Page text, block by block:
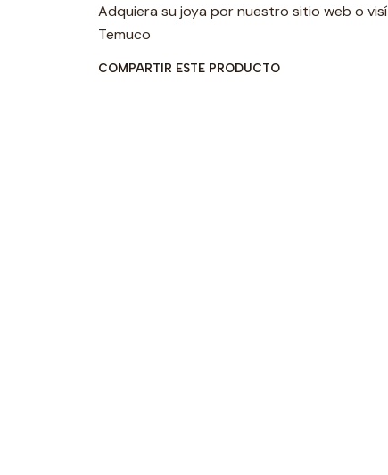
Adquiera su joya por nuestro sitio web o
Temuco
COMPARTIR ESTE PRODUCTO